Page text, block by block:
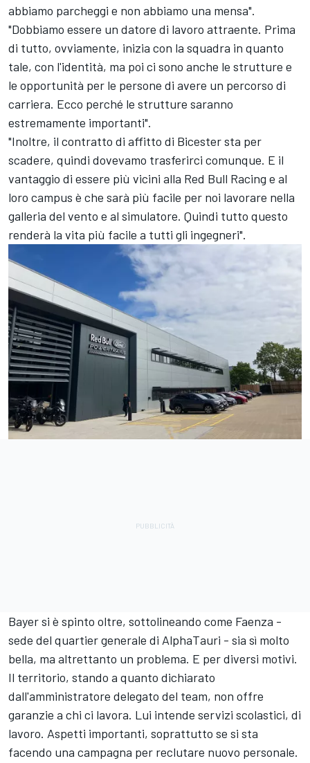
abbiamo parcheggi e non abbiamo una mensa".
"Dobbiamo essere un datore di lavoro attraente. Prima
di tutto, ovviamente, inizia con la squadra in quanto
tale, con l'identità, ma poi ci sono anche le strutture e
le opportunità per le persone di avere un percorso di
carriera. Ecco perché le strutture saranno
estremamente importanti".
"Inoltre, il contratto di affitto di Bicester sta per
scadere, quindi dovevamo trasferirci comunque. E il
vantaggio di essere più vicini alla Red Bull Racing e al
loro campus è che sarà più facile per noi lavorare nella
galleria del vento e al simulatore. Quindi tutto questo
renderà la vita più facile a tutti gli ingegneri".
Bayer si è spinto oltre, sottolineando come Faenza -
sede del quartier generale di AlphaTauri - sia sì molto
bella, ma altrettanto un problema. E per diversi motivi.
Il territorio, stando a quanto dichiarato
dall'amministratore delegato del team, non offre
garanzie a chi ci lavora. Lui intende servizi scolastici, di
lavoro. Aspetti importanti, soprattutto se si sta
facendo una campagna per reclutare nuovo personale.